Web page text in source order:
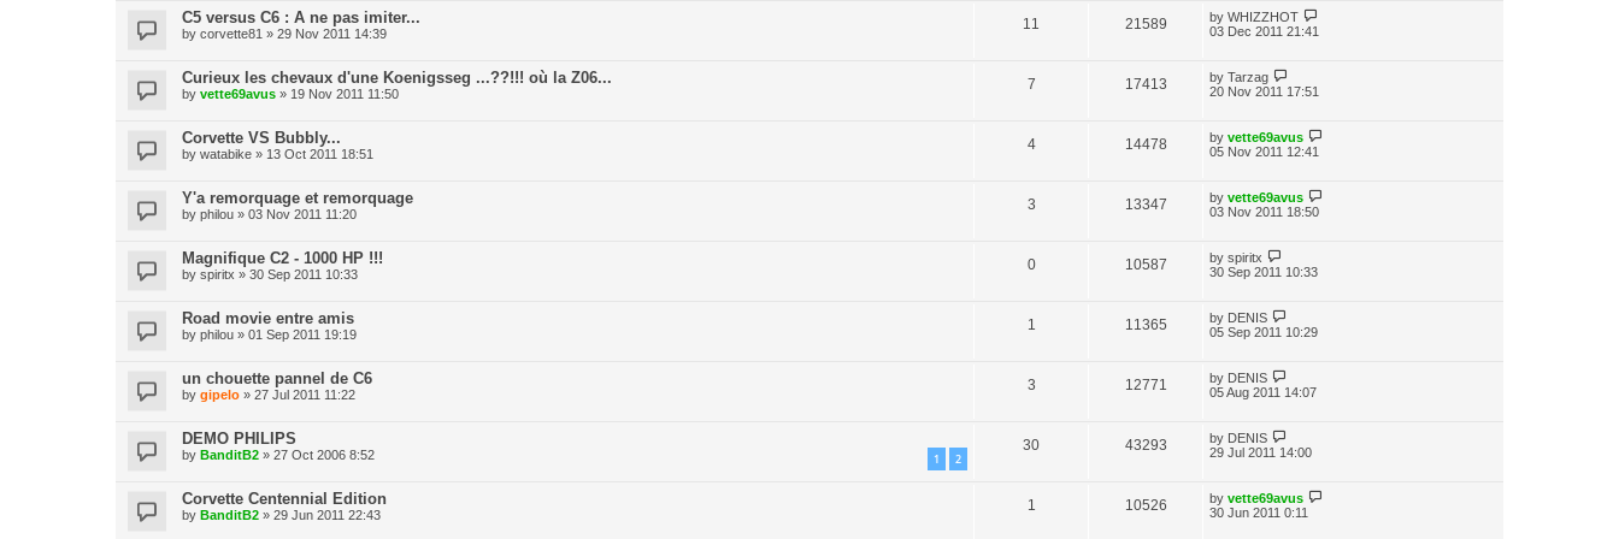
C5 versus C6 : A ne pas imiter...
by corvette81 » 29 Nov 2011 14:39
11 21589 by WHIZZHOT
03 Dec 2011 21:41
Curieux les chevaux d'une Koenigsseg ...??!!! où la Z06...
by vette69avus » 19 Nov 2011 11:50
7 17413 by Tarzag
20 Nov 2011 17:51
Corvette VS Bubbly...
by watabike » 13 Oct 2011 18:51
4 14478 by vette69avus
05 Nov 2011 12:41
Y'a remorquage et remorquage
by philou » 03 Nov 2011 11:20
3 13347 by vette69avus
03 Nov 2011 18:50
Magnifique C2 - 1000 HP !!!
by spiritx » 30 Sep 2011 10:33
0 10587 by spiritx
30 Sep 2011 10:33
Road movie entre amis
by philou » 01 Sep 2011 19:19
1 11365 by DENIS
05 Sep 2011 10:29
un chouette pannel de C6
by gipelo » 27 Jul 2011 11:22
3 12771 by DENIS
05 Aug 2011 14:07
DEMO PHILIPS
by BanditB2 » 27 Oct 2006 8:52 1 2
30 43293 by DENIS
29 Jul 2011 14:00
Corvette Centennial Edition
by BanditB2 » 29 Jun 2011 22:43
1 10526 by vette69avus
30 Jun 2011 0:11